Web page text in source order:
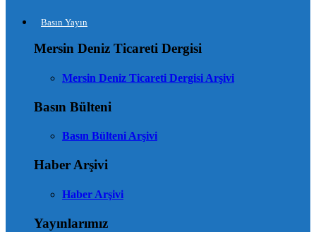
Basın Yayın
Mersin Deniz Ticareti Dergisi
Mersin Deniz Ticareti Dergisi Arşivi
Basın Bülteni
Basın Bülteni Arşivi
Haber Arşivi
Haber Arşivi
Yayınlarımız